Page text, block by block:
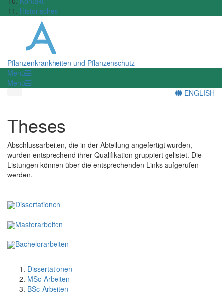
Historisches
Pflanzenkrankheiten und Pflanzenschutz
Menü
Menü
ENGLISH
Theses
Abschlussarbeiten, die in der Abteilung angefertigt wurden,
wurden entsprechend ihrer Qualifikation gruppiert gelistet. Die
Listungen können über die entsprechenden Links aufgerufen
werden.
Dissertationen
Masterarbeiten
Bachelorarbeiten
Dissertationen
MSc-Arbeiten
BSc-Arbeiten